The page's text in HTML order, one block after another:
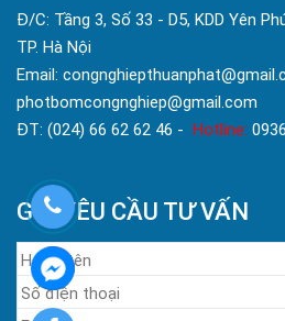
Đ/C: Tầng 3, Số 33 - D5, KDD Yên
TP. Hà Nội
Email:
photbomcongnghiep@gmail.com
ĐT: (024) 66 62 62 46 - Hotline:
GỬI YÊU CẦU TƯ VẤN